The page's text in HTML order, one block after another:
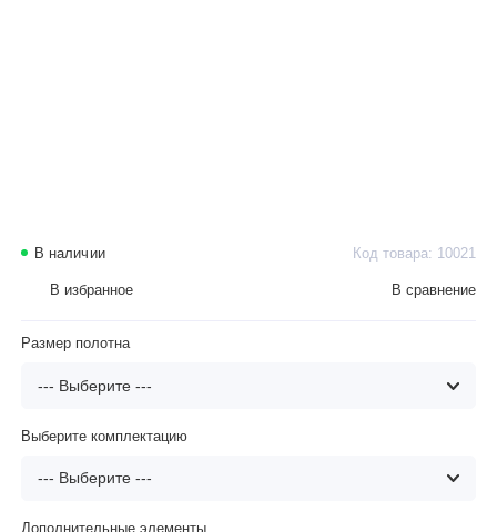
В наличии Код товара: 10021
В избранное В сравнение
Размер полотна
Выберите комплектацию
Дополнительные элементы